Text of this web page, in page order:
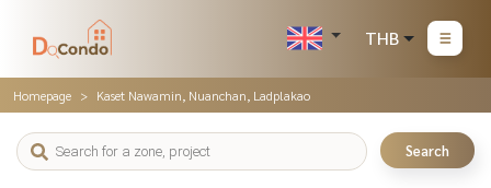
THB
Homepage Kaset Nawamin, Nuanchan, Ladplakao
Search